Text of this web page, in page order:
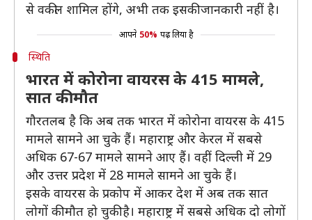
से वकील शामिल होंगे, अभी तक इसकी जानकारी नहीं है।
आपने 50% पढ़ लिया है
स्थिति
भारत में कोरोना वायरस के 415 मामले,
सात की मौत
गौरतलब है कि अब तक भारत में कोरोना वायरस के 415
मामले सामने आ चुके हैं। महाराष्ट्र और केरल में सबसे
अधिक 67-67 मामले सामने आए हैं। वहीं दिल्ली में 29
और उत्तर प्रदेश में 28 मामले सामने आ चुके हैं।
इसके वायरस के प्रकोप में आकर देश में अब तक सात
लोगों की मौत हो चुकी है। महाराष्ट्र में सबसे अधिक दो लोगों